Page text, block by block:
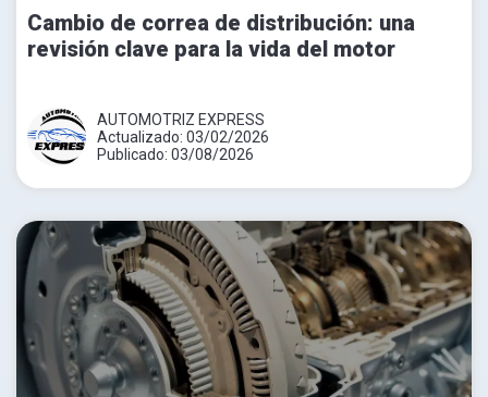
Cambio de correa de distribución: una
revisión clave para la vida del motor
AUTOMOTRIZ EXPRESS
Actualizado: 03/02/2026
Publicado: 03/08/2026